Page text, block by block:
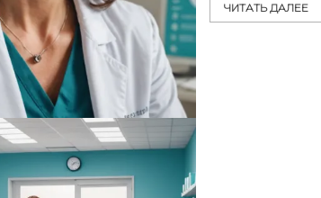
ЧИТАТЬ ДАЛЕЕ